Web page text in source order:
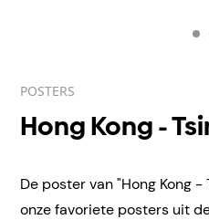
POSTERS
Hong Kong -
De poster van "Hong Kong -
onze favoriete posters uit